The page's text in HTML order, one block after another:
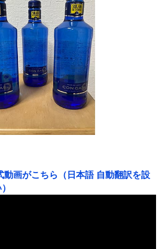
画がこちら（日本語 自動翻訳を設